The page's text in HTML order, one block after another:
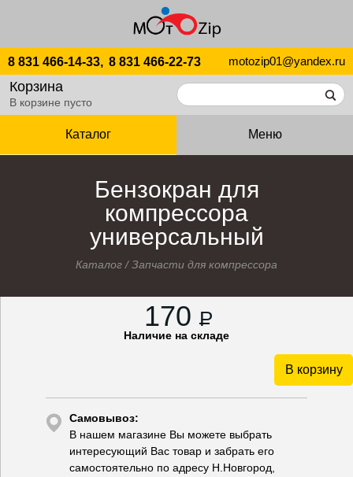
8 831 466-14-33, 8 831 466-22-73 motozip01@yandex.ru
Корзина
В корзине пусто
Каталог Меню
Бензокран для
компрессора
универсальный
Каталог /Запчасти для компрессора
170 P
Наличие на складе
В корзину
Самовывоз:
В нашем магазине Вы можете выбрать
интересующий Вас товар и забрать его
самостоятельно по адресу Н.Новгород,